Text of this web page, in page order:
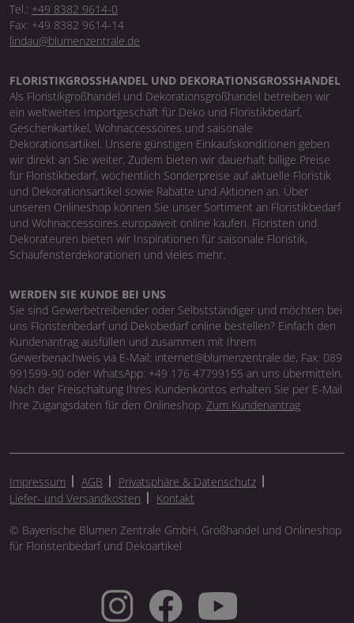
Tel.: +49 8382 9614-0
Fax: +49 8382 9614-14
lindau@blumenzentrale.de
FLORISTIKGROSSHANDEL UND DEKORATIONSGROSSHANDEL
Als Floristikgroßhandel und Dekorationsgroßhandel betreiben wir
ein weltweites Importgeschäft für Deko und Floristikbedarf,
Geschenkartikel, Wohnaccessoires und saisonale
Dekorationsartikel. Unsere günstigen Einkaufskonditionen geben
wir direkt an Sie weiter. Zudem bieten wir dauerhaft billige Preise
für Floristikbedarf, wöchentlich Sonderpreise auf aktuelle Floristik
und Dekorationsartikel sowie Rabatte und Aktionen an. Über
unseren Onlineshop können Sie unser Sortiment an Floristikbedarf
und Wohnaccessoires europaweit online kaufen. Floristen und
Dekorateuren bieten wir Inspirationen für saisonale Floristik,
Schaufensterdekorationen und vieles mehr.
WERDEN SIE KUNDE BEI UNS
Sie sind Gewerbetreibender oder Selbstständiger und möchten bei
uns Floristenbedarf und Dekobedarf online bestellen? Einfach den
Kundenantrag ausfüllen und zusammen mit Ihrem
Gewerbenachweis via E-Mail: internet@blumenzentrale.de, Fax: 089
991599-90 oder WhatsApp: +49 176 47799155 an uns übermitteln.
Nach der Freischaltung Ihres Kundenkontos erhalten Sie per E-Mail
Ihre Zugangsdaten für den Onlineshop. Zum Kundenantrag
Impressum AGB
Privatsphäre & Datenschutz
Liefer- und Versandkosten
Kontakt
© Bayerische Blumen Zentrale GmbH, Großhandel und Onlineshop
für Floristenbedarf und Dekoartikel